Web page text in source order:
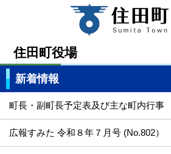
住田町役場
新着情報
町長・副町長予定表及び主な町内行事
広報すみた 令和８年７月号 (No.802）